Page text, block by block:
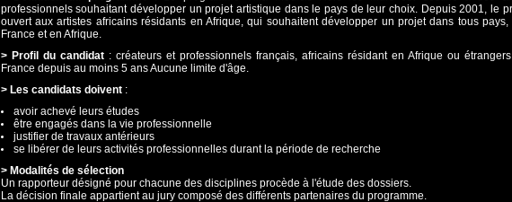
professionnels souhaitant développer un projet artistique dans le pays de leur choix. Depuis 2001, le
ouvert aux artistes africains résidants en Afrique, qui souhaitent développer un projet dans tous
France et en Afrique.
> Profil du candidat: créateurs et professionnels français, africains résidant en Afrique ou
France depuis au moins 5 ans Aucune limite d'âge.
> Les candidats doivent:
avoir achevé leurs études
être engagés dans la vie professionnelle
justifier de travaux antérieurs
se libérer de leurs activités professionnelles durant la période de recherche
> Modalités de sélection
Un rapporteur désigné pour chacune des disciplines procède à l'étude des dossiers.
La décision finale appartient au jury composé des différents partenaires du programme.